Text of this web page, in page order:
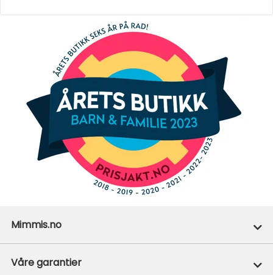
Mimmis.no
Ofte stilte spørsmål
Våre garantier